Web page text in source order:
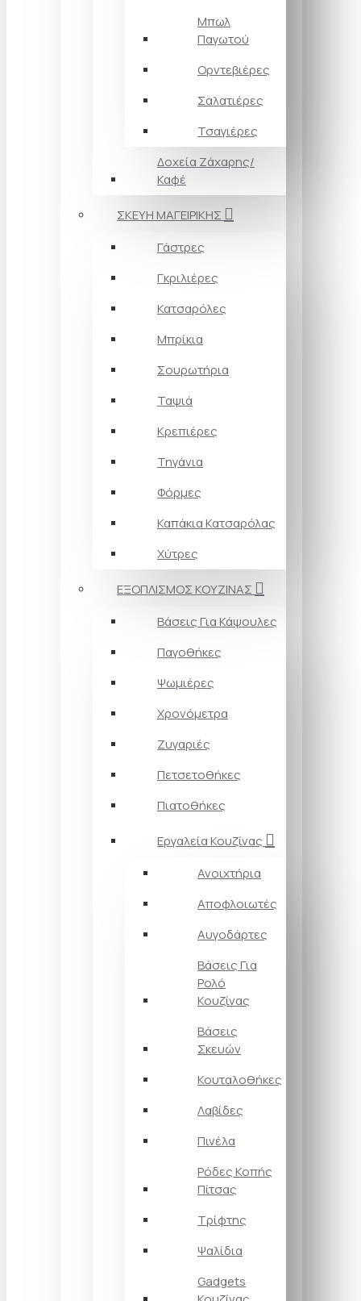
Μπωλ
Παγωτού
Ορντεβιέρες
Σαλατιέρες
Τσαγιέρες
Δοχεία Ζάχαρης/
Καφέ
ΣΚΕΥΗ ΜΑΓΕΙΡΙΚΗΣ
Γάστρες
Γκριλιέρες
Κατσαρόλες
Μπρίκια
Σουρωτήρια
Ταψιά
Κρεπιέρες
Τηγάνια
Φόρμες
Καπάκια Κατσαρόλας
Χύτρες
ΕΞΟΠΛΙΣΜΟΣ ΚΟΥΖΙΝΑΣ
Βάσεις Για Κάψουλες
Παγοθήκες
Ψωμιέρες
Χρονόμετρα
Ζυγαριές
Πετσετοθήκες
Πιατοθήκες
Εργαλεία Κουζίνας
Ανοιχτήρια
Αποφλοιωτές
Αυγοδάρτες
Βάσεις Για
Ρολό
Κουζίνας
Βάσεις
Σκευών
Κουταλοθήκες
Λαβίδες
Πινέλα
Ρόδες Κοπής
Πίτσας
Τρίφτης
Ψαλίδια
Gadgets